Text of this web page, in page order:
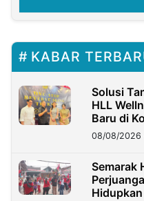
KABAR
Solusi
HLL
Baru di
08/08/2026
Semarak